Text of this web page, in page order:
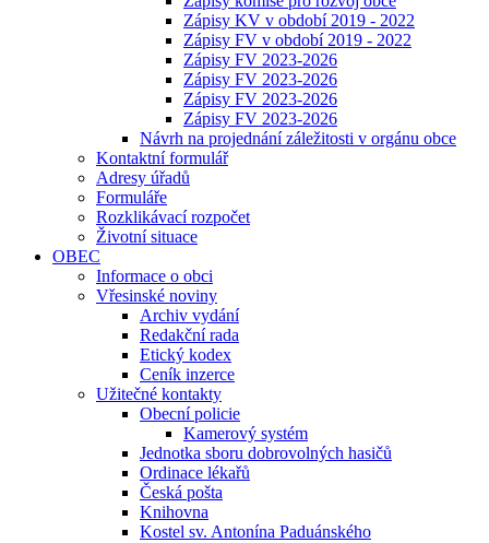
Zápisy KV v období 2019 - 2022
Zápisy FV v období 2019 - 2022
Zápisy FV 2023-2026
Zápisy FV 2023-2026
Zápisy FV 2023-2026
Zápisy FV 2023-2026
Návrh na projednání záležitosti v orgánu obce
Kontaktní formulář
Adresy úřadů
Formuláře
Rozklikávací rozpočet
Životní situace
OBEC
Informace o obci
Vřesinské noviny
Archiv vydání
Redakční rada
Etický kodex
Ceník inzerce
Užitečné kontakty
Obecní policie
Kamerový systém
Jednotka sboru dobrovolných hasičů
Ordinace lékařů
Česká pošta
Knihovna
Kostel sv. Antonína Paduánského